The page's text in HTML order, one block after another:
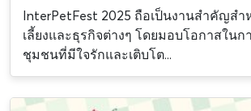
InterPetFest 2025 ถือเป็นงานสำคัญสำ
เลี้ยงและธุรกิจต่างๆ โดยมอบโอกาสในก
ชุมชนที่มีใจรักและเติบโต...